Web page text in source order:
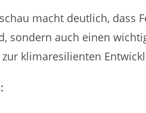
macht deutlich, dass
sondern auch einen
klimaresilienten